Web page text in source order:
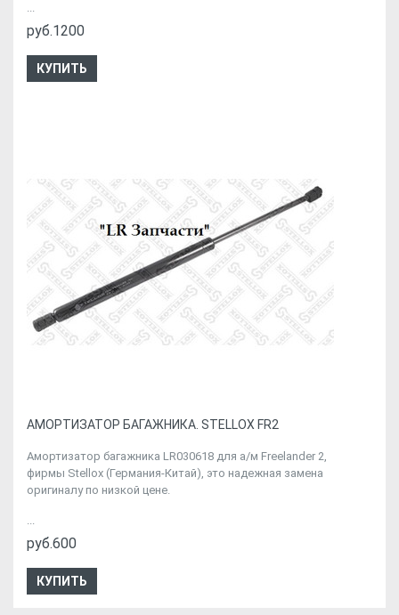
...
руб.1200
КУПИТЬ
АМОРТИЗАТОР БАГАЖНИКА. STELLOX FR2
Амортизатор багажника LR030618 для а/м Freelander 2,
фирмы Stellox (Германия-Китай), это надежная замена
оригиналу по низкой цене.
...
руб.600
КУПИТЬ